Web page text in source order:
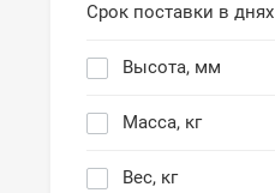
Срок поставки в днях
Высота, мм
Масса, кг
Вес, кг